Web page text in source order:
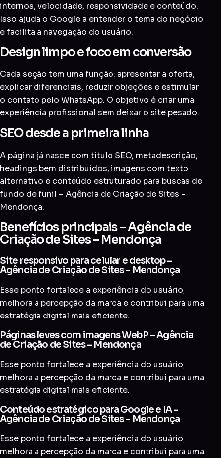
internos, velocidade, responsividade e conteúdo.
Isso ajuda o Google a entender o tema do negócio
e facilita a navegação do usuário.
Design limpo e foco em conversão
Cada seção tem uma função: apresentar a oferta,
explicar diferenciais, reduzir objeções e estimular
o contato pelo WhatsApp. O objetivo é criar uma
experiência profissional sem deixar o site pesado.
SEO desde a primeira linha
A página já nasce com título SEO, metadescrição,
headings bem distribuídos, imagens com texto
alternativo e conteúdo estruturado para buscas de
fundo de funil – Agência de Criação de Sites –
Mendonça.
Benefícios principais – Agência de
Criação de Sites – Mendonça
Site responsivo para celular e desktop –
Agência de Criação de Sites – Mendonça
Esse ponto fortalece a experiência do usuário,
melhora a percepção da marca e contribui para uma
estratégia digital mais eficiente.
Páginas leves com imagens WebP – Agência
de Criação de Sites – Mendonça
Esse ponto fortalece a experiência do usuário,
melhora a percepção da marca e contribui para uma
estratégia digital mais eficiente.
Conteúdo estratégico para Google e IA –
Agência de Criação de Sites – Mendonça
Esse ponto fortalece a experiência do usuário,
melhora a percepção da marca e contribui para uma